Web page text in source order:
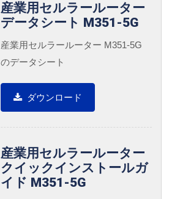
産業用セルラールーター
データシート M351-5G
産業用セルラールーター M351-5G
のデータシート
ダウンロード
産業用セルラールーター
クイックインストールガ
イド M351-5G